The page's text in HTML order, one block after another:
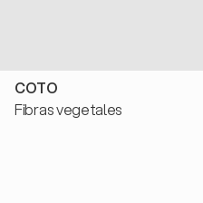
COTO
Fibras vegetales